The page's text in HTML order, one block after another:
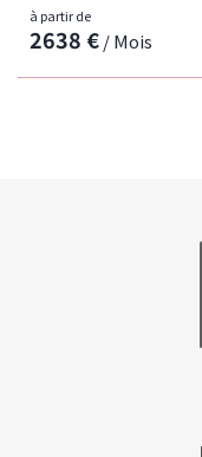
à partir de
2638 €/ Mois